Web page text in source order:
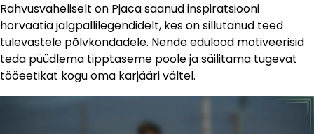
Rahvusvaheliselt on Pjaca saanud inspiratsiooni
horvaatia jalgpallilegendidelt, kes on sillutanud teed
tulevastele põlvkondadele. Nende edulood motiveerisid
teda püüdlema tipptaseme poole ja säilitama tugevat
tööeetikat kogu oma karjääri vältel.